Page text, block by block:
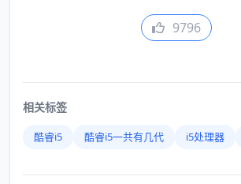
9796
相关标签
酷睿i5 酷睿i5一共有几代 i5处理器